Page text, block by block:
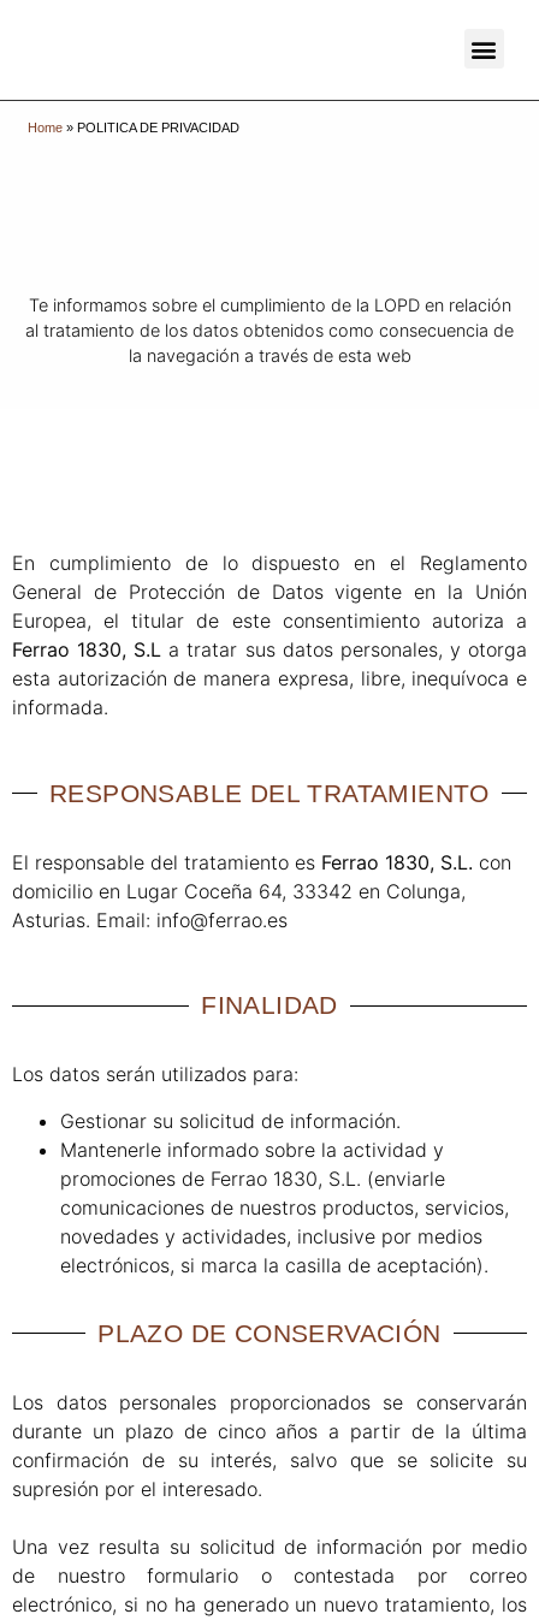
Home» POLITICA DE PRIVACIDAD
Te informamos sobre el cumplimiento de la LOPD en relación
al tratamiento de los datos obtenidos como consecuencia de
la navegación a través de esta web
En cumplimiento de lo dispuesto en el Reglamento
General de Protección de Datos vigente en la Unión
Europea, el titular de este consentimiento autoriza a
Ferrao 1830, S.L a tratar sus datos personales, y otorga
esta autorización de manera expresa, libre, inequívoca e
informada.
RESPONSABLE DEL TRATAMIENTO​
El responsable del tratamiento es Ferrao 1830, S.L. con
domicilio en Lugar Coceña 64, 33342 en Colunga,
Asturias. Email: info@ferrao.es
FINALIDAD
Los datos serán utilizados para:
Gestionar su solicitud de información.
Mantenerle informado sobre la actividad y
promociones de Ferrao 1830, S.L. (enviarle
comunicaciones de nuestros productos, servicios,
novedades y actividades, inclusive por medios
electrónicos, si marca la casilla de aceptación).
PLAZO DE CONSERVACIÓN​
Los datos personales proporcionados se conservarán
durante un plazo de cinco años a partir de la última
confirmación de su interés, salvo que se solicite su
supresión por el interesado.
Una vez resulta su solicitud de información por medio
de nuestro formulario o contestada por correo
electrónico, si no ha generado un nuevo tratamiento, los